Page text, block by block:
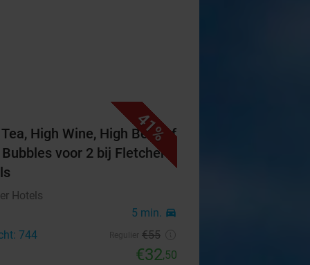
41%
High Wine, High Beer of
voor 2 bij Fletcher
Hotels
5 min. directions_car
744 €55
€32,50